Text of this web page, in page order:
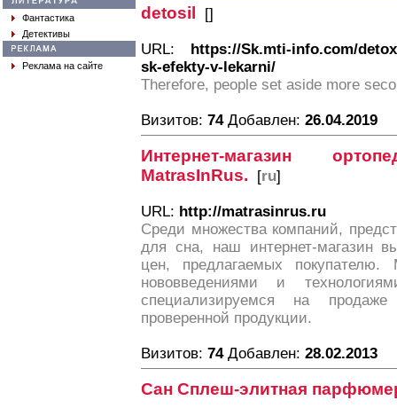
Фантастика
Детективы
Реклама на сайте
detosil []
URL: https://Sk.mti-info.com/
sk-efekty-v-lekarni/
Therefore, people set aside more
Визитов: 74Добавлен: 26.04.2019
Интернет-магазин
MatrasInRus. [ru]
URL: http://matrasinrus.ru
Среди множества компаний,
для сна, наш интернет-магазин
цен, предлагаемых
нововведениями и
специализируемся на
проверенной продукции.
Визитов: 74Добавлен: 28.02.2013
Сан Сплеш-элитная